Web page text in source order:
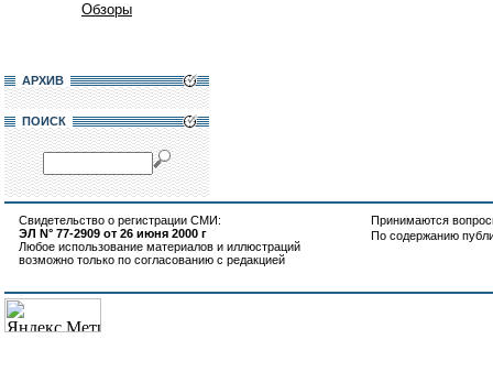
Обзоры
АРХИВ
ПОИСК
Свидетельство о регистрации СМИ:
ЭЛ N° 77-2909 от 26 июня 2000 г
Любое использование материалов и иллюстраций
возможно только по согласованию с редакцией
Принимаются
По содержанию